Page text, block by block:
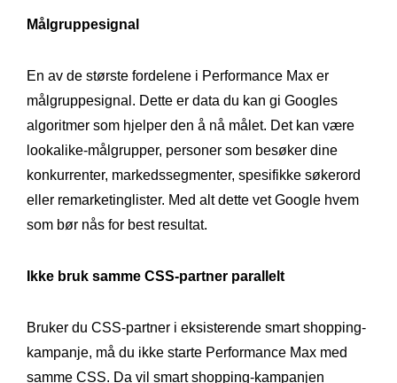
Målgruppesignal
En av de største fordelene i Performance Max er
målgruppesignal. Dette er data du kan gi Googles
algoritmer som hjelper den å nå målet. Det kan være
lookalike-målgrupper, personer som besøker dine
konkurrenter, markedssegmenter, spesifikke søkerord
eller remarketinglister. Med alt dette vet Google hvem
som bør nås for best resultat.
Ikke bruk samme CSS-partner parallelt
Bruker du CSS-partner i eksisterende smart shopping-
kampanje, må du ikke starte Performance Max med
samme CSS. Da vil smart shopping-kampanjen